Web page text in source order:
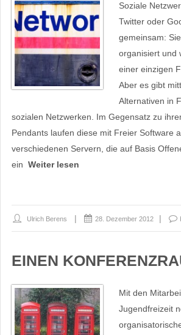
Soziale
Twitter oder
gemeinsam:
organisiert und
einer einzigen
Aber es gibt
Alternativen in
sozialen Netzwerken. Im Gegensatz zu
Pendants laufen diese mit Freier Software
verschiedenen Servern, die auf Basis
ein Weiter lesen
Ulrich Berens 28. Dezember 2012
EINEN
Mit den
Jugendfreizeit